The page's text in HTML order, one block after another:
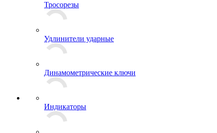
Тросорезы
Удлинители ударные
Динамометрические ключи
Индикаторы